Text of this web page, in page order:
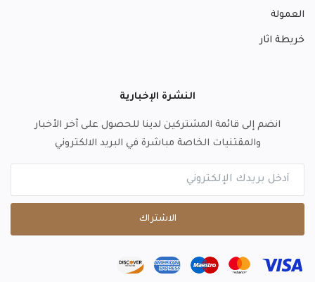
العمولة
خريطة اثار
النشرة الإخبارية
انضم إلى قائمة المشتركين لدينا للحصول على آخر الأخبار
والمقتنيات الخاصة مباشرة في البريد الالكتروني
الاشتراك